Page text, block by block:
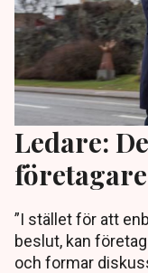
Ledare:
”I stället för att
beslut, kan
och formar